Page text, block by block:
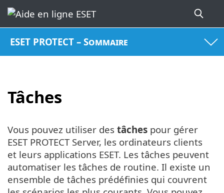
ESET PROTECT – Sommaire
Tâches
Vous pouvez utiliser des tâches pour gérer
ESET PROTECT Server, les ordinateurs clients
et leurs applications ESET. Les tâches peuvent
automatiser les tâches de routine. Il existe un
ensemble de tâches prédéfinies qui couvrent